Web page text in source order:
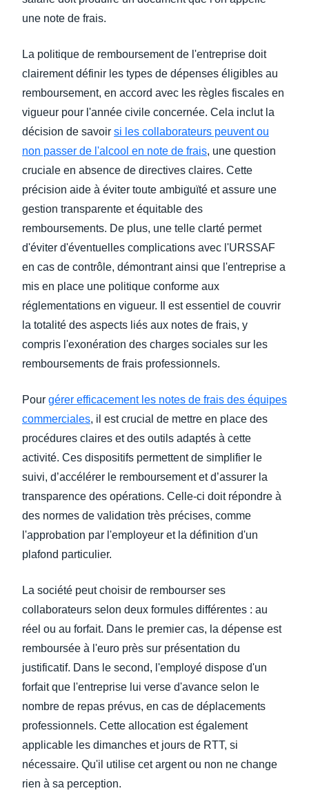
une note de frais.
La politique de remboursement de l'entreprise doit
clairement définir les types de dépenses éligibles au
remboursement, en accord avec les règles fiscales en
vigueur pour l'année civile concernée. Cela inclut la
décision de savoir si les collaborateurs peuvent ou
non passer de l'alcool en note de frais, une question
cruciale en absence de directives claires. Cette
précision aide à éviter toute ambiguïté et assure une
gestion transparente et équitable des
remboursements. De plus, une telle clarté permet
d'éviter d'éventuelles complications avec l'URSSAF
en cas de contrôle, démontrant ainsi que l'entreprise a
mis en place une politique conforme aux
réglementations en vigueur. Il est essentiel de couvrir
la totalité des aspects liés aux notes de frais, y
compris l'exonération des charges sociales sur les
remboursements de frais professionnels.
Pour gérer efficacement les notes de frais des équipes
commerciales, il est crucial de mettre en place des
procédures claires et des outils adaptés à cette
activité. Ces dispositifs permettent de simplifier le
suivi, d’accélérer le remboursement et d’assurer la
transparence des opérations. Celle-ci doit répondre à
des normes de validation très précises, comme
l'approbation par l'employeur et la définition d'un
plafond particulier.
La société peut choisir de rembourser ses
collaborateurs selon deux formules différentes : au
réel ou au forfait. Dans le premier cas, la dépense est
remboursée à l'euro près sur présentation du
justificatif. Dans le second, l'employé dispose d'un
forfait que l'entreprise lui verse d'avance selon le
nombre de repas prévus, en cas de déplacements
professionnels. Cette allocation est également
applicable les dimanches et jours de RTT, si
nécessaire. Qu'il utilise cet argent ou non ne change
rien à sa perception.